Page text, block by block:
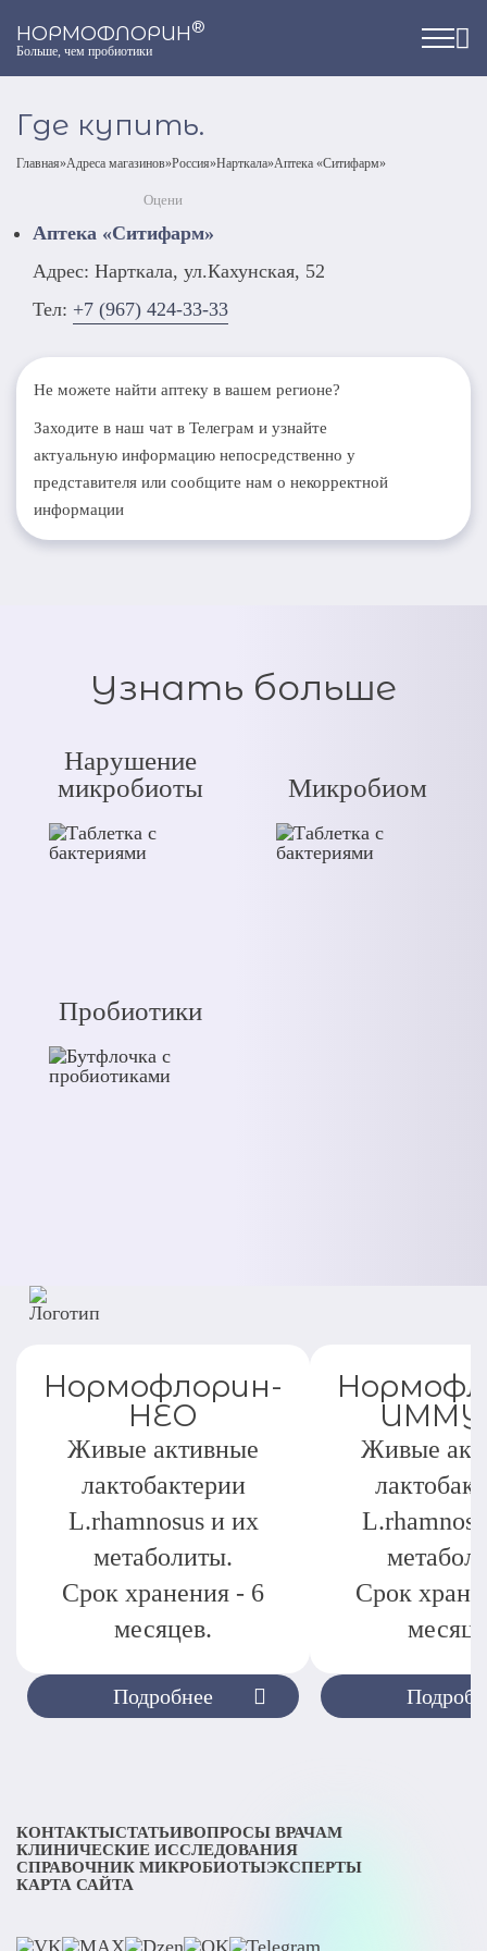
НОРМОФЛОРИН®
Больше, чем пробиотики
Где купить.
Главная»Адреса магазинов»Россия»Нарткала»Аптека «Ситифарм»
Оцени
Аптека «Ситифарм»
Адрес: Нарткала, ул.Кахунская, 52
Тел: +7 (967) 424-33-33
Не можете найти аптеку в вашем регионе?
Заходите в наш чат в Телеграм и узнайте
актуальную информацию непосредственно у
представителя или сообщите нам о некорректной
информации
Узнать больше
Нарушение
микробиоты
Микробиом
Пробиотики
Подробнее
Нормофлорин-
НЕО
Живые активные
лактобактерии
L.rhamnosus и их
метаболиты.
Срок хранения - 6
месяцев.
Живые
Срок
КОНТАКТЫСТАТЬИВОПРОСЫ ВРАЧАМ
КЛИНИЧЕСКИЕ ИССЛЕДОВАНИЯ
СПРАВОЧНИК МИКРОБИОТЫЭКСПЕРТЫ
КАРТА САЙТА